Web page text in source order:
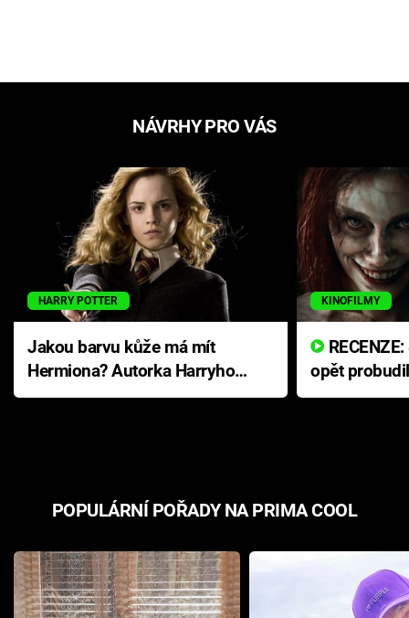
NÁVRHY PRO VÁS
HARRY POTTER
Jakou barvu kůže má mít
Hermiona? Autorka Harryho
Pottera přišla s ráznou
KINOFILMY
opět
přichází s
POPULÁRNÍ POŘADY NA PRIMA COOL